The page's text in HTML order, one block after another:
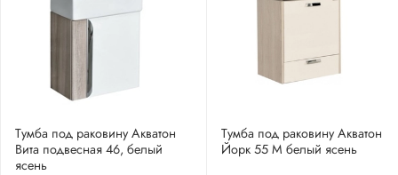
Тумба под раковину Акватон
Вита подвесная 46, белый
ясень
Тумба под раковину Акватон
Йорк 55 М белый ясень